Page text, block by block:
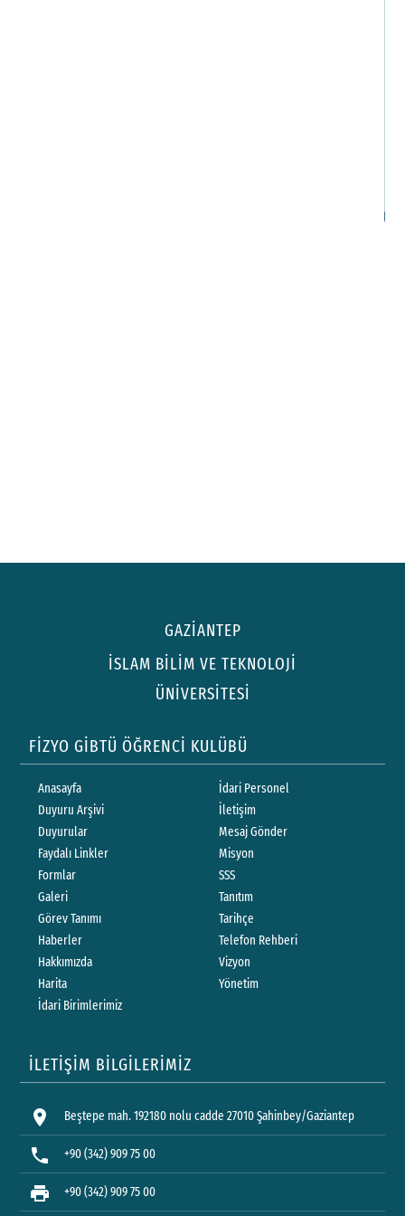
GAZİANTEP
İSLAM BİLİM VE TEKNOLOJİ
ÜNİVERSİTESİ
FİZYO GİBTÜ ÖĞRENCİ KULÜBÜ
Anasayfa
Duyuru Arşivi
Duyurular
Faydalı Linkler
Formlar
Galeri
Görev Tanımı
Haberler
Hakkımızda
Harita
İdari Birimlerimiz
İdari Personel
İletişim
Mesaj Gönder
Misyon
SSS
Tanıtım
Tarihçe
Telefon Rehberi
Vizyon
Yönetim
İLETİŞİM BİLGİLERİMİZ
location_on Beştepe mah. 192180 nolu cadde 27010 Şahinbey/Gaziantep
phone +90 (342) 909 75 00
print +90 (342) 909 75 00